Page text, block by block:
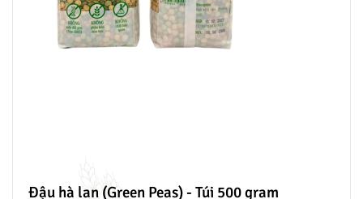
vừa ăn. Bạn có thể mang đi xào, chiên hoặc ăn trực
tiếp.
- Sữa đậu lăng: Sữa đậu lăng sẽ có vị thơm béo và ngọt tự
Đậu hà lan (Green Peas) - Túi 500 gram